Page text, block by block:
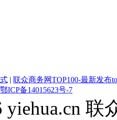
| 联众商务网TOP100-最新发布
鄂ICP备14015623号-7
yiehua.cn